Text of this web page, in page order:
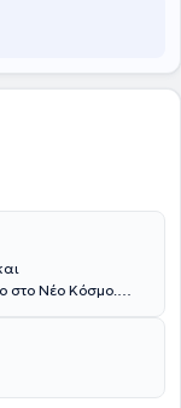
στο Νέο Κόσμο.
στο
Υγιεινής και